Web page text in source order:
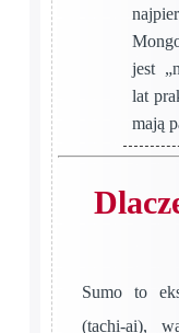
jest
lat
mają
Sumo to
(tachi-ai),